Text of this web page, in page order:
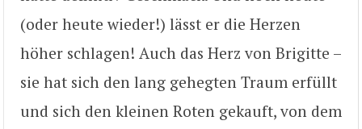
(oder heute wieder!) lässt er die Herzen
höher schlagen! Auch das Herz von Brigitte –
sie hat sich den lang gehegten Traum erfüllt
und sich den kleinen Roten gekauft, von dem